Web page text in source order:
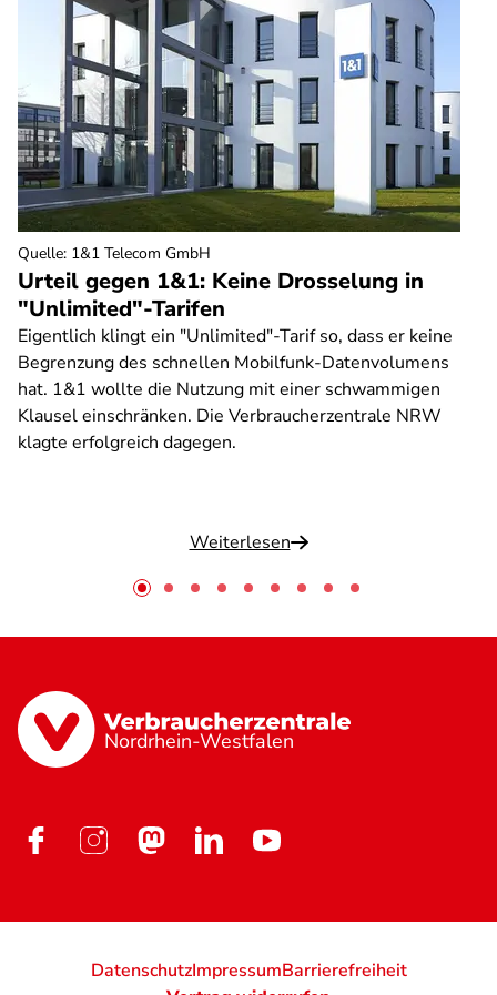
Urteil gegen 1&1: Keine Drosselung in
"Unlimited"-Tarifen
Eigentlich klingt ein "Unlimited"-Tarif so, dass er keine
Begrenzung des schnellen Mobilfunk-Datenvolumens
hat. 1&1 wollte die Nutzung mit einer schwammigen
Klausel einschränken. Die Verbraucherzentrale NRW
klagte erfolgreich dagegen.
Weiterlesen
Quelle: 1&1 Telecom GmbH
Nordrhein-Westfalen
DatenschutzImpressumBarrierefreiheit